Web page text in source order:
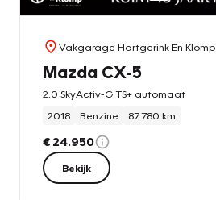
Vakgarage Hartgerink En Klomp
Mazda CX-5
2.0 SkyActiv-G TS+ automaat
2018
Benzine 87.780 km
€ 24.950
Bekijk